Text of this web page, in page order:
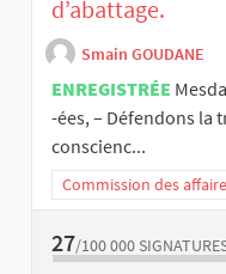
d’abattage.
Smain GOUDANE
ENREGISTRÉE
-ées, – Défendons la
conscienc...
Commission des
27/100 000